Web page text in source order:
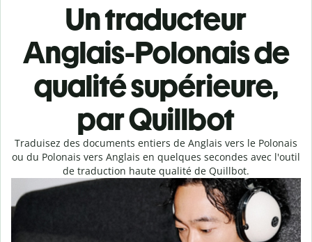
Un traducteur
Anglais-Polonais de
qualité supérieure,
par Quillbot
Traduisez des documents entiers de Anglais vers le Polonais
ou du Polonais vers Anglais en quelques secondes avec l'outil
de traduction haute qualité de Quillbot.